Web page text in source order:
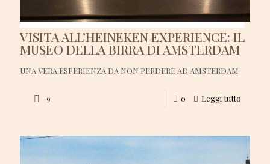
VISITA ALL’HEINEKEN EXPERIENCE: IL
MUSEO DELLA BIRRA DI AMSTERDAM
UNA VERA ESPERIENZA DA NON PERDERE AD AMSTERDAM
9 0 Leggi tutto